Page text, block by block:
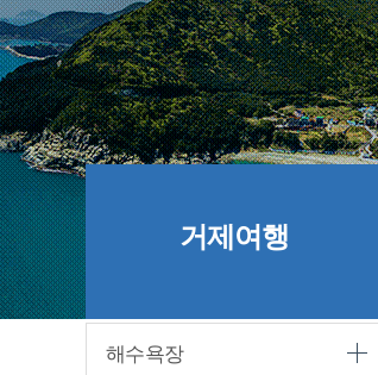
거제여행
해수욕장